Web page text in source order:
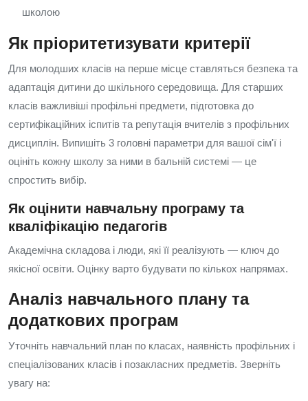
школою
Як пріоритетизувати критерії
Для молодших класів на перше місце ставляться безпека та
адаптація дитини до шкільного середовища. Для старших
класів важливіші профільні предмети, підготовка до
сертифікаційних іспитів та репутація вчителів з профільних
дисциплін. Випишіть 3 головні параметри для вашої сім'ї і
оцініть кожну школу за ними в бальній системі — це
спростить вибір.
Як оцінити навчальну програму та
кваліфікацію педагогів
Академічна складова і люди, які її реалізують — ключ до
якісної освіти. Оцінку варто будувати по кількох напрямах.
Аналіз навчального плану та
додаткових програм
Уточніть навчальний план по класах, наявність профільних і
спеціалізованих класів і позакласних предметів. Зверніть
увагу на: